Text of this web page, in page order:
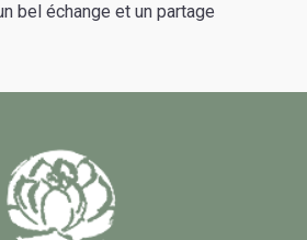
bel échange et un partage